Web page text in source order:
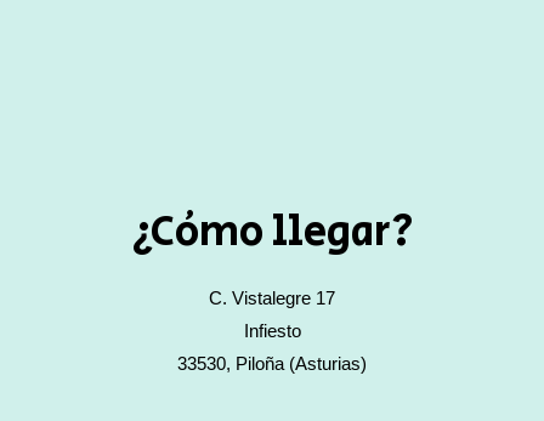
¿Cómo llegar?
C. Vistalegre 17
Infiesto
33530, Piloña (Asturias)